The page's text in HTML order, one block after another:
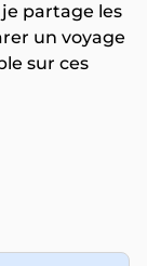
partage les
un voyage
sur ces